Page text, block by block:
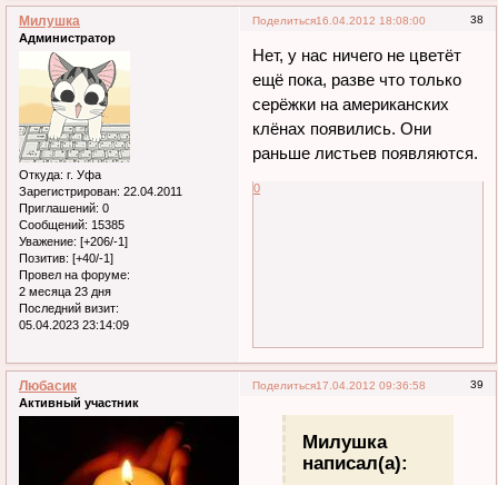
Поделиться 38
16.04.2012 18:08:00
Милушка
Администратор
Откуда: г. Уфа
Зарегистрирован: 22.04.2011
Приглашений: 0
Сообщений: 15385
Уважение: [+206/-1]
Позитив: [+40/-1]
Провел на форуме:
2 месяца 23 дня
Последний визит:
05.04.2023 23:14:09
Нет, у нас ничего не цветёт
ещё пока, разве что только
серёжки на американских
клёнах появились. Они
раньше листьев появляются.
0
Поделиться 39
17.04.2012 09:36:58
Любасик
Активный участник
Милушка
написал(а):